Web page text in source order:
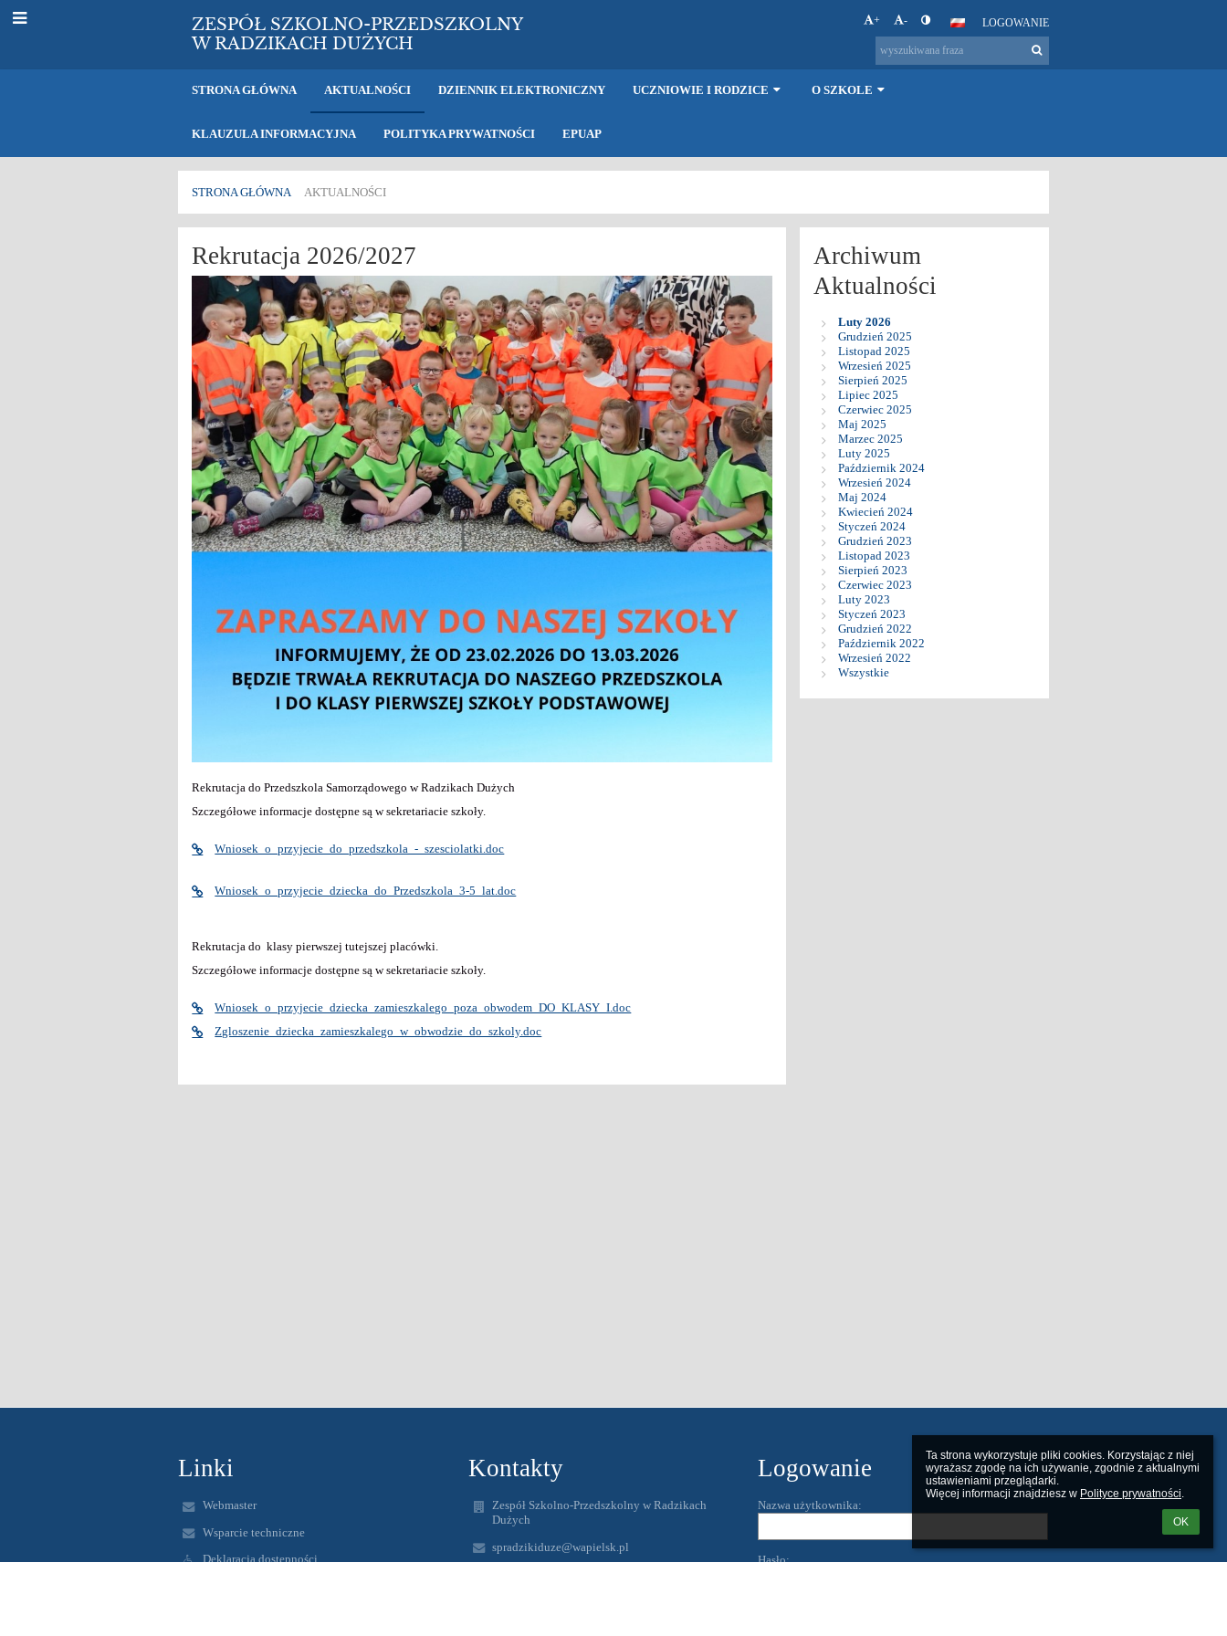
Ta strona wykorzystuje pliki cookies. Korzystając z niej
wyrażasz zgodę na ich używanie, zgodnie z aktualnymi
ustawieniami przeglądarki.
Więcej informacji znajdziesz w Polityce prywatności.
OK
ZESPÓŁ SZKOLNO-PRZEDSZKOLNY
W RADZIKACH DUŻYCH
+ - LOGOWANIE
STRONA GŁÓWNA AKTUALNOŚCI DZIENNIK ELEKTRONICZNY UCZNIOWIE I RODZICE O SZKOLE
KLAUZULA INFORMACYJNA POLITYKA PRYWATNOŚCI EPUAP
STRONA GŁÓWNA AKTUALNOŚCI
Aktualności
Rekrutacja 2026/2027
Rekrutacja do Przedszkola Samorządowego w Radzikach Dużych
Szczegółowe informacje dostępne są w sekretariacie szkoły.
Wniosek_o_przyjecie_do_przedszkola_-_szesciolatki.doc
Wniosek_o_przyjecie_dziecka_do_Przedszkola_3-5_lat.doc
Rekrutacja do klasy pierwszej tutejszej placówki.
Szczegółowe informacje dostępne są w sekretariacie szkoły.
Wniosek_o_przyjecie_dziecka_zamieszkalego_poza_obwodem_DO_KLASY_I.doc
Zgloszenie_dziecka_zamieszkalego_w_obwodzie_do_szkoly.doc
Archiwum
Aktualności
Luty 2026
Grudzień 2025
Listopad 2025
Wrzesień 2025
Sierpień 2025
Lipiec 2025
Czerwiec 2025
Maj 2025
Marzec 2025
Luty 2025
Październik 2024
Wrzesień 2024
Maj 2024
Kwiecień 2024
Styczeń 2024
Grudzień 2023
Listopad 2023
Sierpień 2023
Czerwiec 2023
Luty 2023
Styczeń 2023
Grudzień 2022
Październik 2022
Wrzesień 2022
Wszystkie
Linki
Webmaster
Wsparcie techniczne
Deklaracja dostępności
Kontakty
Zespół Szkolno-Przedszkolny w Radzikach
Dużych
spradzikiduze@wapielsk.pl
Logowanie
Nazwa użytkownika:
Hasło: